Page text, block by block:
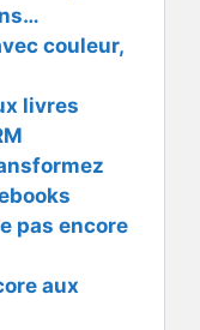
couleur,
livres
pas encore
aux